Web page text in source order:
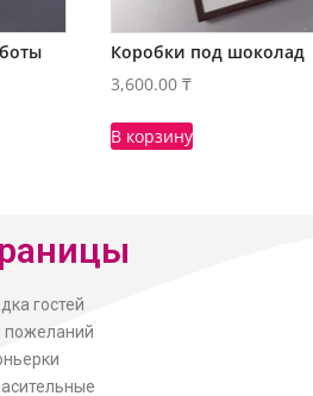
Коробки под шоколад
3,600.00₸
В корзину
гостей
пожеланий